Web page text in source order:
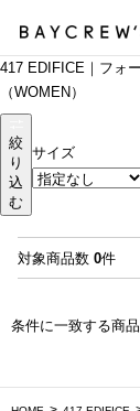
417 EDIFICE｜フォ
（WOMEN）
絞
り
込
む
サイズ
対象商品数 0件
条件に一致する商